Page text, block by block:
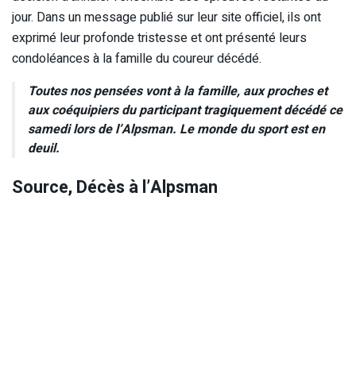
jour. Dans un message publié sur leur site officiel, ils ont
exprimé leur profonde tristesse et ont présenté leurs
condoléances à la famille du coureur décédé.
Toutes nos pensées vont à la famille, aux proches et
aux coéquipiers du participant tragiquement décédé ce
samedi lors de l’Alpsman. Le monde du sport est en
deuil.
Source, Décès à l’Alpsman